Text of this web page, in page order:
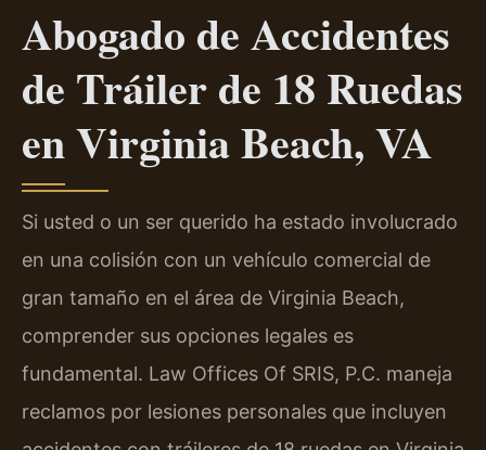
Abogado de Accidentes
de Tráiler de 18 Ruedas
en Virginia Beach, VA
Si usted o un ser querido ha estado involucrado
en una colisión con un vehículo comercial de
gran tamaño en el área de Virginia Beach,
comprender sus opciones legales es
fundamental. Law Offices Of SRIS, P.C. maneja
reclamos por lesiones personales que incluyen